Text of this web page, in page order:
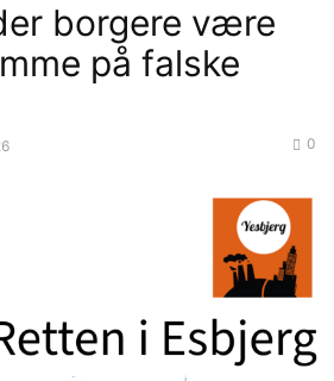
borgere være
på falske
0